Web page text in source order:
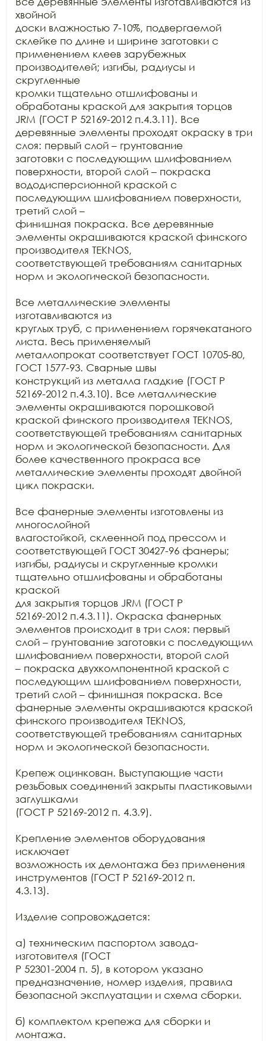
хвойной
доски влажностью 7-10%, подвергаемой
склейке по длине и ширине заготовки с
применением клеев зарубежных
производителей; изгибы, радиусы и
скругленные
кромки тщательно отшлифованы и
обработаны краской для закрытия торцов
JRM (ГОСТ Р 52169-2012 п.4.3.11). Все
деревянные элементы проходят окраску в три
слоя: первый слой – грунтование
заготовки с последующим шлифованием
поверхности, второй слой – покраска
вододисперсионной краской с
последующим шлифованием поверхности,
третий слой –
финишная покраска. Все деревянные
элементы окрашиваются краской финского
производителя TEKNOS,
соответствующей требованиям санитарных
норм и экологической безопасности.
Все металлические элементы
изготавливаются из
круглых труб, с применением горячекатаного
листа. Весь применяемый
металлопрокат соответствует ГОСТ 10705-80,
ГОСТ 1577-93. Сварные швы
конструкций из металла гладкие (ГОСТ Р
52169-2012 п.4.3.10). Все металлические
элементы окрашиваются порошковой
краской финского производителя TEKNOS,
соответствующей требованиям санитарных
норм и экологической безопасности. Для
более качественного прокраса все
металлические элементы проходят двойной
цикл покраски.
Все фанерные элементы изготовлены из
многослойной
влагостойкой, склеенной под прессом и
соответствующей ГОСТ 30427-96 фанеры;
изгибы, радиусы и скругленные кромки
тщательно отшлифованы и обработаны
краской
для закрытия торцов JRM (ГОСТ Р
52169-2012 п.4.3.11). Окраска фанерных
элементов происходит в три слоя: первый
слой – грунтование заготовки с последующим
шлифованием поверхности, второй слой
– покраска двухкомпонентной краской с
последующим шлифованием поверхности,
третий слой – финишная покраска. Все
фанерные элементы окрашиваются краской
финского производителя TEKNOS,
соответствующей требованиям санитарных
норм и экологической безопасности.
Крепеж оцинкован. Выступающие части
резьбовых соединений закрыты пластиковыми
заглушками
(ГОСТ Р 52169-2012 п. 4.3.9).
Крепление элементов оборудования
исключает
возможность их демонтажа без применения
инструментов (ГОСТ Р 52169-2012 п.
4.3.13).
Изделие сопровождается:
а) техническим паспортом завода-
изготовителя (ГОСТ
Р 52301-2004 п. 5), в котором указано
предназначение, номер изделия, правила
безопасной эксплуатации и схема сборки.
б) комплектом крепежа для сборки и
монтажа.